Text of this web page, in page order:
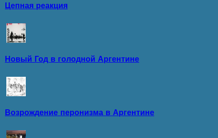
Цепная реакция
Новый Год в голодной Аргентине
Возрождение перонизма в Аргентине